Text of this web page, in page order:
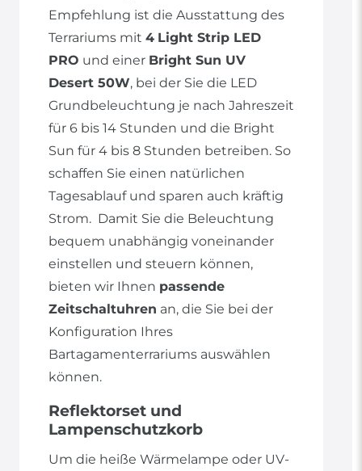
Empfehlung ist die Ausstattung des
Terrariums mit 4 Light Strip LED
PRO und einer Bright Sun UV
Desert 50W, bei der Sie die LED
Grundbeleuchtung je nach Jahreszeit
für 6 bis 14 Stunden und die Bright
Sun für 4 bis 8 Stunden betreiben. So
schaffen Sie einen natürlichen
Tagesablauf und sparen auch kräftig
Strom. Damit Sie die Beleuchtung
bequem unabhängig voneinander
einstellen und steuern können,
bieten wir Ihnen passende
Zeitschaltuhren an, die Sie bei der
Konfiguration Ihres
Bartagamenterrariums auswählen
können.
Reflektorset und
Lampenschutzkorb
Um die heiße Wärmelampe oder UV-